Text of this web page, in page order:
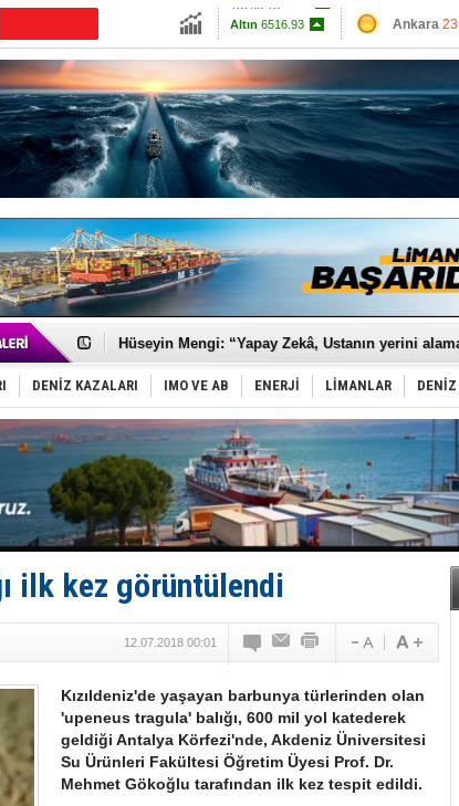
Altın 6516.93
Euro55.0542
Ankara 23
Antalya
Muğla 22
Çanakkale
Dünyanın en tehlikeli yosunu: Yüz binlerce
Hüseyin Mengi: “Yapay Zekâ, Ustanın yerini
Hat-San Tersanesi’nden yüzer havuza omurga:
Med Marine’e yeni Römorkör!
KOSDER’den Karadeniz için ‘Çağrı’!
Kalyoncu’dan ‘Sefer’ kararı!
Tekne, su aldı: 100 yolcu, tahliye edildi
Bacasında yangın çıkan Tanker, demirletildi
Dışişleri Bakanlığı'ndan açıklama: "Takipteyiz"
Depo ve tekneler, alevlere teslim oldu
Kruvaziyer Şirketleri işte buralara ‘Yatırım’
SES Yachts’tan EPOQ 36!
Denizlerin dibinde 8 bin 500 gemi petrol
DENİZ KAZALARI IMO VE AB ENERJİ LİMANLAR DENİZ
ilk kez görüntülendi
12.07.2018 00:01
Kızıldeniz'de yaşayan barbunya türlerinden olan
'upeneus tragula' balığı, 600 mil yol katederek
geldiği Antalya Körfezi'nde, Akdeniz Üniversitesi
Su Ürünleri Fakültesi Öğretim Üyesi Prof. Dr.
Mehmet Gökoğlu tarafından ilk kez tespit edildi.